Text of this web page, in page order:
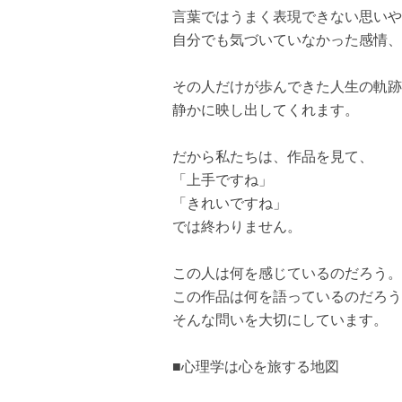
言葉ではうまく表現できない思いや
自分でも気づいていなかった感情、
その人だけが歩んできた人生の軌跡
静かに映し出してくれます。
だから私たちは、作品を見て、
「上手ですね」
「きれいですね」
では終わりません。
この人は何を感じているのだろう。
この作品は何を語っているのだろう
そんな問いを大切にしています。
■心理学は心を旅する地図